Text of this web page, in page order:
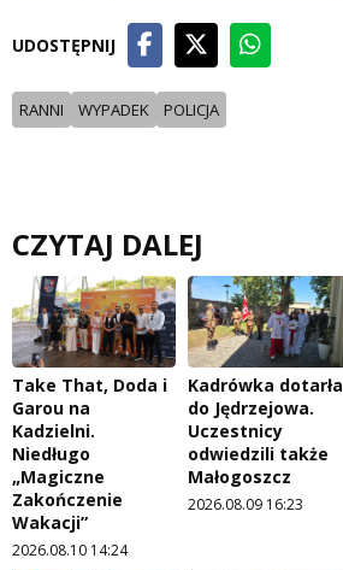
UDOSTĘPNIJ
RANNI WYPADEK POLICJA
CZYTAJ DALEJ
Take That, Doda i
Garou na
Kadzielni.
Niedługo
„Magiczne
Zakończenie
Wakacji”
2026.08.10 14:24
Kadrówka dotarła
do Jędrzejowa.
Uczestnicy
odwiedzili także
Małogoszcz
2026.08.09 16:23